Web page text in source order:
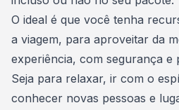
O ideal é que você tenha
a viagem, para aproveitar da
experiência, com segurança e
Seja para relaxar, ir com o
conhecer novas pessoas e